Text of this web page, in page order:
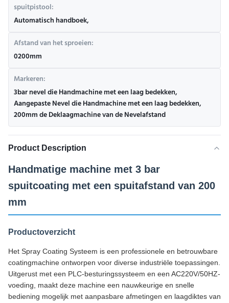
spuitpistool:
Automatisch handboek,
Afstand van het sproeien:
0200mm
Markeren:
3bar nevel die Handmachine met een laag bedekken,
Aangepaste Nevel die Handmachine met een laag bedekken,
200mm de Deklaagmachine van de Nevelafstand
Product Description
Handmatige machine met 3 bar
spuitcoating met een spuitafstand van 200
mm
Productoverzicht
Het Spray Coating Systeem is een professionele en betrouwbare
coatingmachine ontworpen voor diverse industriële toepassingen.
Uitgerust met een PLC-besturingssysteem en een AC220V/50HZ-
voeding, maakt deze machine een nauwkeurige en snelle
bediening mogelijk met aanpasbare afmetingen en laagdiktes van